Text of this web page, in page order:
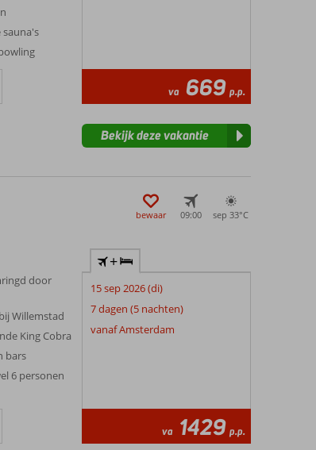
sauna's
va 669 p.p.
Bekijk deze vakantie
bewaar 09:00 sep 33°C
door
Willemstad
King Cobra
bars
6 personen
+
15 sep 2026 (di)
7 dagen (5 nachten)
vanaf Amsterdam
va 1429 p.p.